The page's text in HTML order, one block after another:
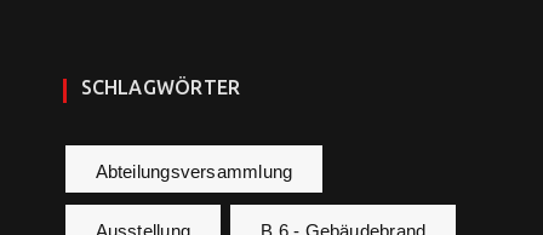
SCHLAGWÖRTER
Abteilungsversammlung